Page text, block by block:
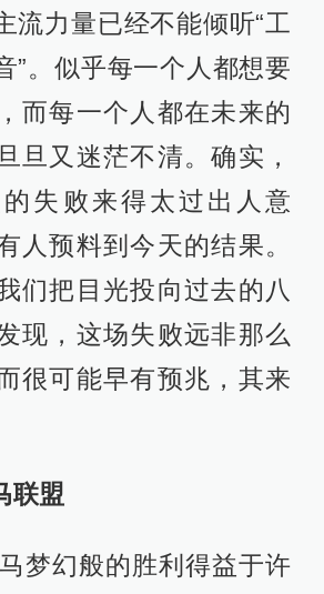
流力量已经不能倾听“工
”。似乎每一个人都想要
而每一个人都在未来的
旦又迷茫不清。确实，
失败来得太过出人意
人预料到今天的结果。
们把目光投向过去的八
现，这场失败远非那么
很可能早有预兆，其来
联盟
梦幻般的胜利得益于许